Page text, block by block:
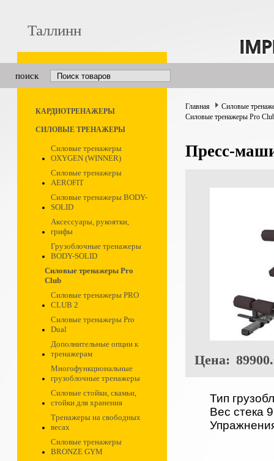
Таллинн
поиск
КАРДИОТРЕНАЖЕРЫ
СИЛОВЫЕ ТРЕНАЖЕРЫ
Силовые тренажеры
OXYGEN (WINNER)
Силовые тренажеры
AEROFIT
Силовые тренажеры BODY-
SOLID
Аксессуары, рукоятки,
грифы
Грузоблочные тренажеры
BODY-SOLID
Силовые тренажеры Pro
Club
Силовые тренажеры PRO
CLUB 2
Силовые тренажеры Pro
Dual
Дополнительные опции к
тренажерам
Многофункциональные
грузоблочные тренажеры
Силовые стойки, скамьи,
стойки для хранения
Тренажеры на свободных
весах
Силовые тренажеры
BRONZE GYM
Главная
Силовые
Силовые тренажеры Pro
Пресс-
Цена:
Тип
Вес стека